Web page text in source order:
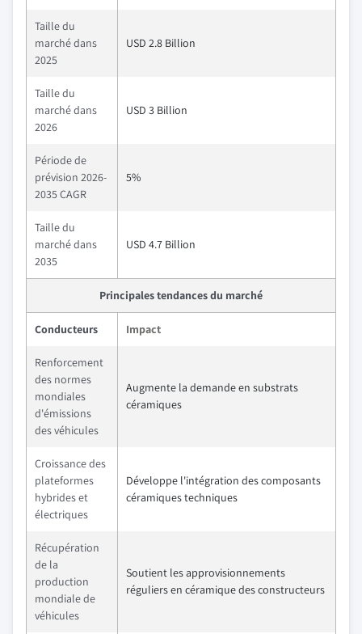
Taille du
marché dans
2025
USD 2.8 Billion
Taille du
marché dans
2026
USD 3 Billion
Période de
prévision 2026-
2035 CAGR
5%
Taille du
marché dans
2035
USD 4.7 Billion
Principales tendances du marché
Conducteurs Impact
Renforcement
des normes
mondiales
d'émissions
des véhicules
Augmente la demande en substrats
céramiques
Croissance des
plateformes
hybrides et
électriques
Développe l'intégration des composants
céramiques techniques
Récupération
de la
production
mondiale de
véhicules
Soutient les approvisionnements
réguliers en céramique des constructeurs